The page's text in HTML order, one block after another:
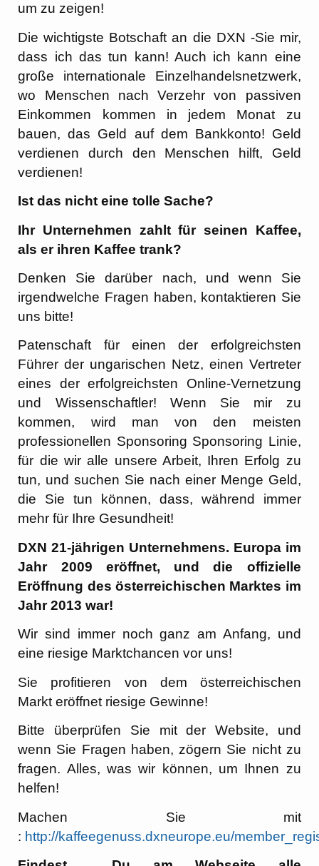
um zu zeigen!
Die wichtigste Botschaft an die DXN -Sie mir,
dass ich das tun kann! Auch ich kann eine
große internationale Einzelhandelsnetzwerk,
wo Menschen nach Verzehr von passiven
Einkommen kommen in jedem Monat zu
bauen, das Geld auf dem Bankkonto! Geld
verdienen durch den Menschen hilft, Geld
verdienen!
Ist das nicht eine tolle Sache?
Ihr Unternehmen zahlt für seinen Kaffee,
als er ihren Kaffee trank?
Denken Sie darüber nach, und wenn Sie
irgendwelche Fragen haben, kontaktieren Sie
uns bitte!
Patenschaft für einen der erfolgreichsten
Führer der ungarischen Netz, einen Vertreter
eines der erfolgreichsten Online-Vernetzung
und Wissenschaftler! Wenn Sie mir zu
kommen, wird man von den meisten
professionellen Sponsoring Sponsoring Linie,
für die wir alle unsere Arbeit, Ihren Erfolg zu
tun, und suchen Sie nach einer Menge Geld,
die Sie tun können, dass, während immer
mehr für Ihre Gesundheit!
DXN 21-jährigen Unternehmens. Europa im
Jahr 2009 eröffnet, und die offizielle
Eröffnung des österreichischen Marktes im
Jahr 2013 war!
Wir sind immer noch ganz am Anfang, und
eine riesige Marktchancen vor uns!
Sie profitieren von dem österreichischen
Markt eröffnet riesige Gewinne!
Bitte überprüfen Sie mit der Website, und
wenn Sie Fragen haben, zögern Sie nicht zu
fragen. Alles, was wir können, um Ihnen zu
helfen!
Machen Sie mit
: http://kaffeegenuss.dxneurope.eu/